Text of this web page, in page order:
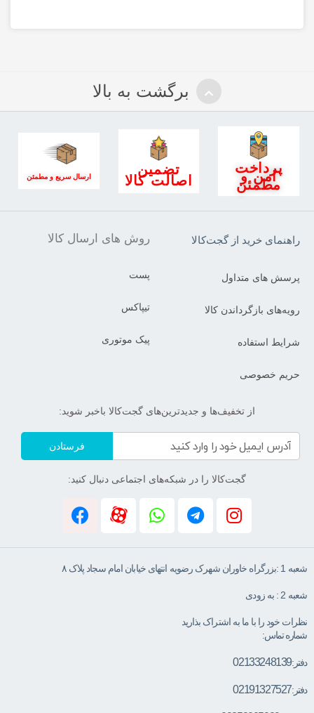
برگشت به بالا
پرداخت
امن و
مطمئن
تضمین
اصالت کالا ارسال سریع و مطمئن
راهنمای خرید از گجت‌کالا
پرسش های متداول
رویه‌های بازگرداندن کالا
شرایط استفاده
حریم خصوصی
روش های ارسال کالا
پست
تیپاکس
پیک موتوری
از تخفیف‌ها و جدیدترین‌های گجت‌کالا باخبر شوید:
فرستادن
گجت‌کالا را در شبکه‌های اجتماعی دنبال کنید:
شعبه 1 :بزرگراه خاوران شهرک رضویه انتهای خیابان امام سجاد پلاک ۸
شعبه 2 : به زودی
نظرات خود را با ما به اشتراک بذارید
شماره تماس:
دفتر:02133248139
دفتر:02191327527